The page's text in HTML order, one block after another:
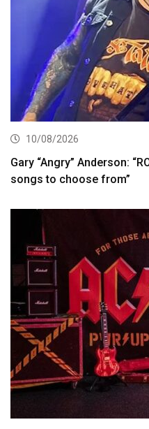
10/08/2026
Gary “Angry” Anderson:
songs to choose from”